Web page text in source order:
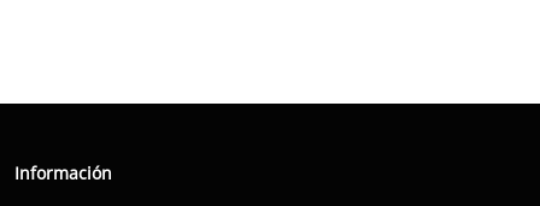
Información